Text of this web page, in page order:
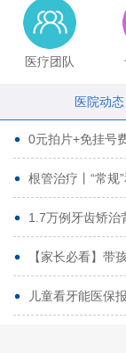
医疗团队
医院动态
0元拍片+免挂号
根管治疗丨“常规
1.7万例牙齿矫治
【家长必看】带
儿童看牙能医保